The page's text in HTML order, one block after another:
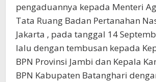
pengaduannya kepada Menteri
Tata Ruang Badan Pertanahan
Jakarta , pada tanggal 14
lalu dengan tembusan kepada
BPN Provinsi Jambi dan Kepala
BPN Kabupaten Batanghari